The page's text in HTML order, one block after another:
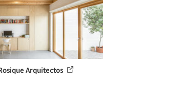
Arquitectos